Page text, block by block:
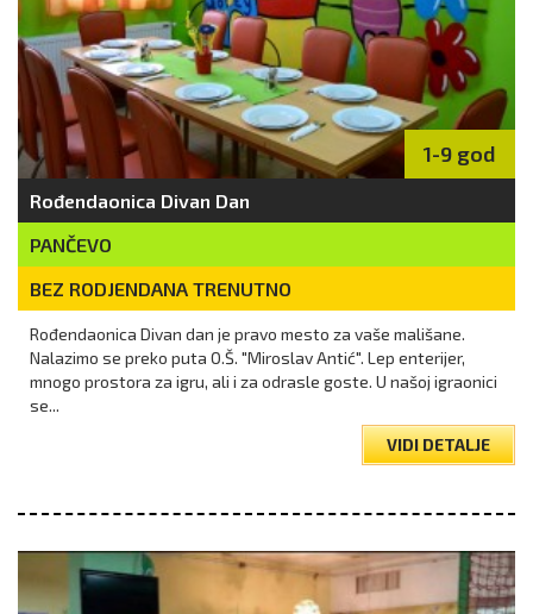
1-9 god
Rođendaonica Divan Dan
PANČEVO
BEZ RODJENDANA TRENUTNO
Rođendaonica Divan dan je pravo mesto za vaše mališane.
Nalazimo se preko puta O.Š. "Miroslav Antić". Lep enterijer,
mnogo prostora za igru, ali i za odrasle goste. U našoj igraonici
se...
VIDI DETALJE